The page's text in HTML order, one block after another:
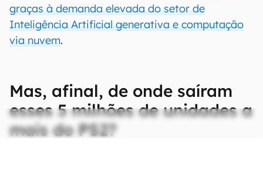
graças à demanda elevada do setor de
Inteligência Artificial generativa e computação
via nuvem.
Mas, afinal, de onde saíram
esses 5 milhões de unidades a
mais do PS2?